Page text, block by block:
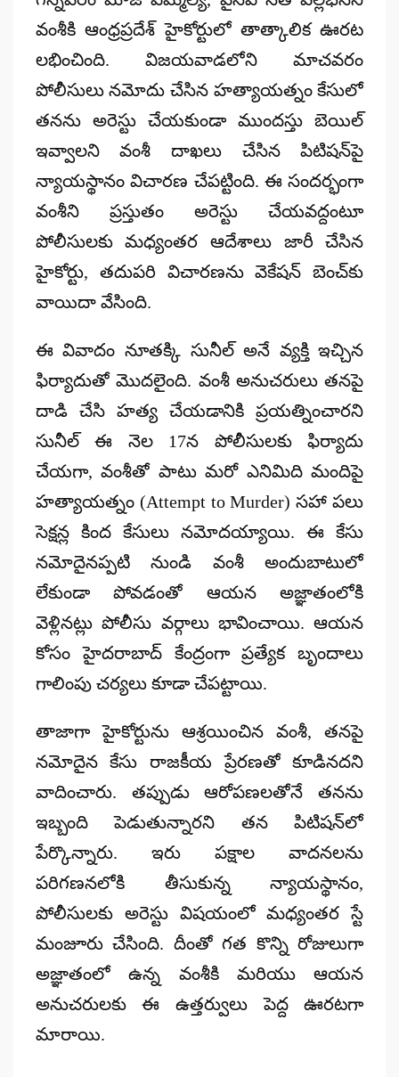
వంశీకి ఆంధ్రప్రదేశ్ హైకోర్టులో తాత్కాలిక ఊరట
లభించింది. విజయవాడలోని మాచవరం
పోలీసులు నమోదు చేసిన హత్యాయత్నం కేసులో
తనను అరెస్టు చేయకుండా ముందస్తు బెయిల్
ఇవ్వాలని వంశీ దాఖలు చేసిన పిటిషన్‌పై
న్యాయస్థానం విచారణ చేపట్టింది. ఈ సందర్భంగా
వంశీని ప్రస్తుతం అరెస్టు చేయవద్దంటూ
పోలీసులకు మధ్యంతర ఆదేశాలు జారీ చేసిన
హైకోర్టు, తదుపరి విచారణను వెకేషన్ బెంచ్‌కు
వాయిదా వేసింది.
ఈ వివాదం నూతక్కి సునీల్ అనే వ్యక్తి ఇచ్చిన
ఫిర్యాదుతో మొదలైంది. వంశీ అనుచరులు తనపై
దాడి చేసి హత్య చేయడానికి ప్రయత్నించారని
సునీల్ ఈ నెల 17న పోలీసులకు ఫిర్యాదు
చేయగా, వంశీతో పాటు మరో ఎనిమిది మందిపై
హత్యాయత్నం (Attempt to Murder) సహా పలు
సెక్షన్ల కింద కేసులు నమోదయ్యాయి. ఈ కేసు
నమోదైనప్పటి నుండి వంశీ అందుబాటులో
లేకుండా పోవడంతో ఆయన అజ్ఞాతంలోకి
వెళ్లినట్లు పోలీసు వర్గాలు భావించాయి. ఆయన
కోసం హైదరాబాద్ కేంద్రంగా ప్రత్యేక బృందాలు
గాలింపు చర్యలు కూడా చేపట్టాయి.
తాజాగా హైకోర్టును ఆశ్రయించిన వంశీ, తనపై
నమోదైన కేసు రాజకీయ ప్రేరణతో కూడినదని
వాదించారు. తప్పుడు ఆరోపణలతోనే తనను
ఇబ్బంది పెడుతున్నారని తన పిటిషన్‌లో
పేర్కొన్నారు. ఇరు పక్షాల వాదనలను
పరిగణనలోకి తీసుకున్న న్యాయస్థానం,
పోలీసులకు అరెస్టు విషయంలో మధ్యంతర స్టే
మంజూరు చేసింది. దీంతో గత కొన్ని రోజులుగా
అజ్ఞాతంలో ఉన్న వంశీకి మరియు ఆయన
అనుచరులకు ఈ ఉత్తర్వులు పెద్ద ఊరటగా
మారాయి.